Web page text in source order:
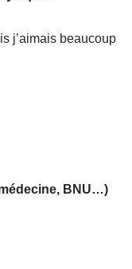
j’aimais beaucoup
BNU…)